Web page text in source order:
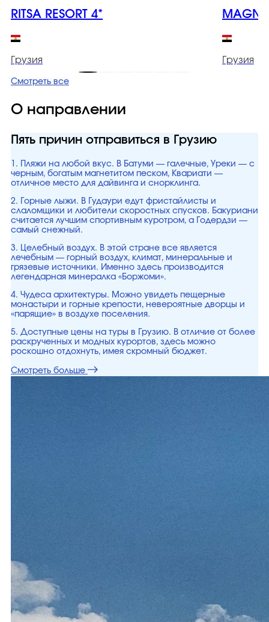
RITSA RESORT 4*
Грузия Грузия
Смотреть все
О направлении
Пять причин отправиться в Грузию
1. Пляжи на любой вкус. В Батуми — галечные, Уреки — с
черным, богатым магнетитом песком, Квариати —
отличное место для дайвинга и снорклинга.
2. Горные лыжи. В Гудаури едут фристайлисты и
слаломщики и любители скоростных спусков. Бакуриани
считается лучшим спортивным куротром, а Годердзи —
самый снежный.
3. Целебный воздух. В этой стране все является
лечебным — горный воздух, климат, минеральные и
грязевые источники. Именно здесь производится
легендарная минералка «Боржоми».
4. Чудеса архитектуры. Можно увидеть пещерные
монастыри и горные крепости, невероятные дворцы и
«парящие» в воздухе поселения.
5. Доступные цены на туры в Грузию. В отличие от более
раскрученных и модных курортов, здесь можно
роскошно отдохнуть, имея скромный бюджет.
Смотреть больше